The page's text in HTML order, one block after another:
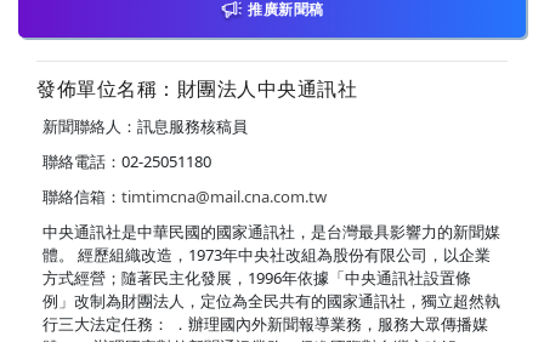
推廣新聞稿
發佈單位名稱：財團法人中央通訊社
新聞聯絡人：訊息服務核稿員
聯絡電話：02-25051180
聯絡信箱： timtimcna@mail.cna.com.tw
中央通訊社是中華民國的國家通訊社，是台灣最具影響力的新聞媒
體。 經歷組織改造，1973年中央社改組為股份有限公司，以企業
方式經營；隨著民主化發展，1996年依據「中央通訊社設置條
例」改制為財團法人，定位為全民共有的國家通訊社，獨立超然執
行三大法定任務： ．辦理國內外新聞報導業務，服務大眾傳播媒